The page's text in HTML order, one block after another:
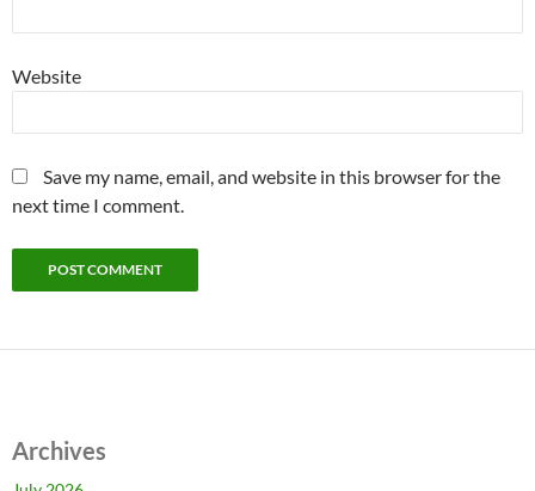
Website
Save my name, email, and website in this browser for the
next time I comment.
Archives